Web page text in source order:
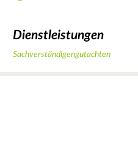
Dienstleistungen
Sachverständigengutachten